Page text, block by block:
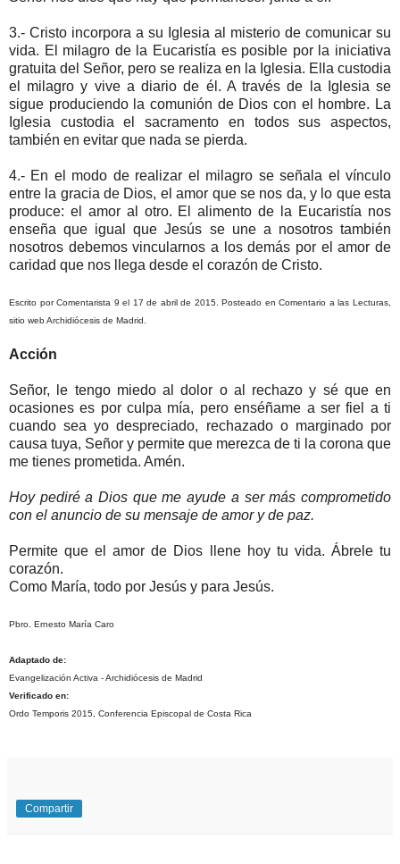
3.- Cristo incorpora a su Iglesia al misterio de comunicar su
vida. El milagro de la Eucaristía es posible por la iniciativa
gratuita del Señor, pero se realiza en la Iglesia. Ella custodia
el milagro y vive a diario de él. A través de la Iglesia se
sigue produciendo la comunión de Dios con el hombre. La
Iglesia custodia el sacramento en todos sus aspectos,
también en evitar que nada se pierda.
4.- En el modo de realizar el milagro se señala el vínculo
entre la gracia de Dios, el amor que se nos da, y lo que esta
produce: el amor al otro. El alimento de la Eucaristía nos
enseña que igual que Jesús se une a nosotros también
nosotros debemos vincularnos a los demás por el amor de
caridad que nos llega desde el corazón de Cristo.
Escrito por Comentarista 9 el 17 de abril de 2015. Posteado en Comentario a las Lecturas,
sitio web Archidiócesis de Madrid.
Acción
Señor, le tengo miedo al dolor o al rechazo y sé que en
ocasiones es por culpa mía, pero enséñame a ser fiel a ti
cuando sea yo despreciado, rechazado o marginado por
causa tuya, Señor y permite que merezca de ti la corona que
me tienes prometida. Amén.
Hoy pediré a Dios que me ayude a ser más comprometido
con el anuncio de su mensaje de amor y de paz.
Permite que el amor de Dios llene hoy tu vida. Ábrele tu
corazón.
Como María, todo por Jesús y para Jesús.
Pbro. Ernesto María Caro
Adaptado de:
Evangelización Activa - Archidiócesis de Madrid
Verificado en:
Ordo Temporis 2015, Conferencia Episcopal de Costa Rica
Compartir